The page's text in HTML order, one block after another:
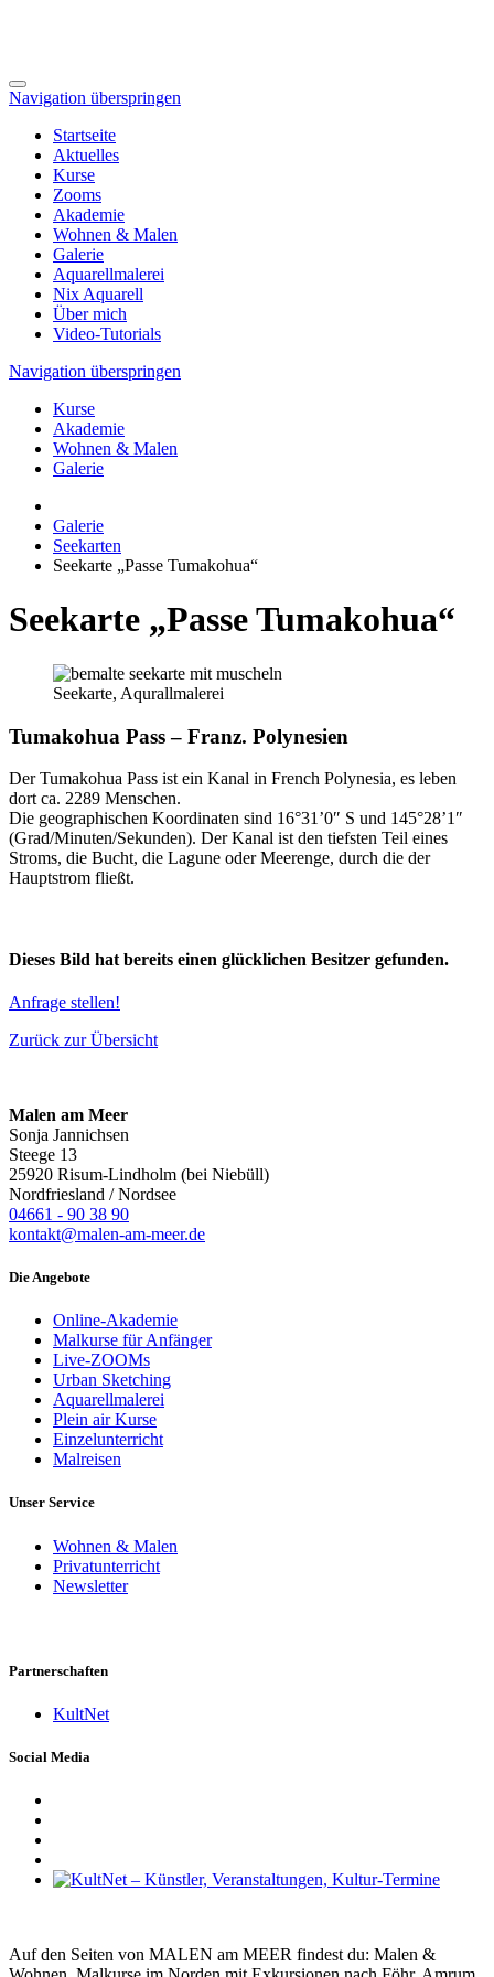
Navigation überspringen
Startseite
Aktuelles
Kurse
Zooms
Akademie
Wohnen & Malen
Galerie
Aquarellmalerei
Nix Aquarell
Über mich
Video-Tutorials
Navigation überspringen
Kurse
Akademie
Wohnen & Malen
Galerie
Galerie
Seekarten
Seekarte „Passe Tumakohua“
Seekarte „Passe Tumakohua“
Seekarte, Aqurallmalerei
Tumakohua Pass – Franz. Polynesien
Der Tumakohua Pass ist ein Kanal in French Polynesia, es leben
dort ca. 2289 Menschen.
Die geographischen Koordinaten sind 16°31’0″ S und 145°28’1″
(Grad/Minuten/Sekunden). Der Kanal ist den tiefsten Teil eines
Stroms, die Bucht, die Lagune oder Meerenge, durch die der
Hauptstrom fließt.
Dieses Bild hat bereits einen glücklichen Besitzer gefunden.
Anfrage stellen!
Zurück zur Übersicht
Malen am Meer
Sonja Jannichsen
Steege 13
25920 Risum-Lindholm (bei Niebüll)
Nordfriesland / Nordsee
04661 - 90 38 90
kontakt@malen-am-meer.de
Die Angebote
Online-Akademie
Malkurse für Anfänger
Live-ZOOMs
Urban Sketching
Aquarellmalerei
Plein air Kurse
Einzelunterricht
Malreisen
Unser Service
Wohnen & Malen
Privatunterricht
Newsletter
Partnerschaften
KultNet
Social Media
Auf den Seiten von MALEN am MEER findest du: Malen &